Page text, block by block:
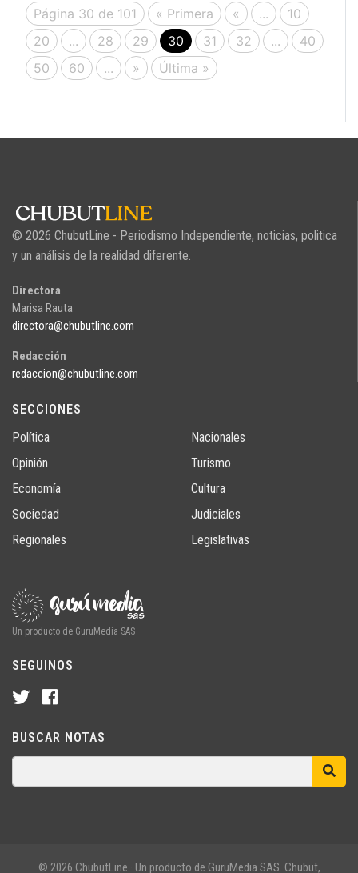
Página 30 de 101 « Primera « ...
10
20
... 28 29 30 31 32 ...
40
50
60 ... » Última »
© 2026 ChubutLine - Periodismo Independiente, noticias, politica
y un análisis de la realidad diferente.
Directora
Marisa Rauta
directora@chubutline.com
Redacción
redaccion@chubutline.com
SECCIONES
Política
Opinión
Economía
Sociedad
Regionales
Nacionales
Turismo
Cultura
Judiciales
Legislativas
Un producto de GuruMedia SAS
SEGUINOS
BUSCAR NOTAS
© 2026 ChubutLine · Un producto de GuruMedia SAS. Chubut,